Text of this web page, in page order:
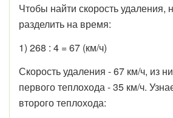
Чтобы найти скорость удаления,
разделить на время:
1) 268 : 4 = 67 (км/ч)
Скорость удаления - 67 км/ч, из
первого теплохода - 35 км/ч.
второго теплохода: